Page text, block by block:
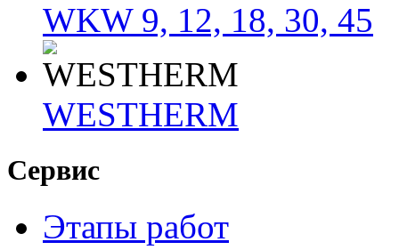
WKW 9, 12, 18, 30, 45
WESTHERM
Сервис
Этапы работ